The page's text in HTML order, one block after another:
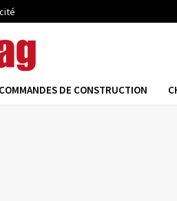
COMMANDES DE CONSTRUCTION